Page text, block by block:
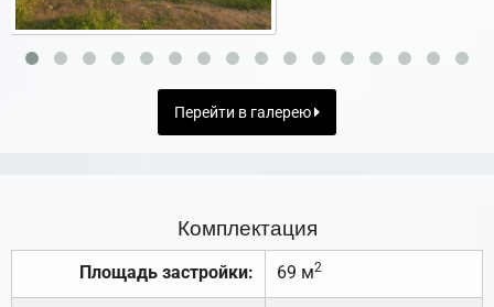
Перейти в галерею
Комплектация
Площадь застройки: 69 м2